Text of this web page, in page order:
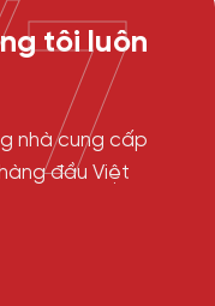
tôi luôn
nhà cung cấp
đầu Việt